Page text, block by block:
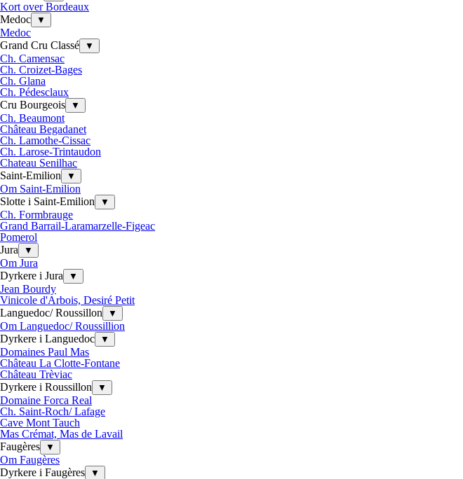
Kort over Bordeaux
Medoc
▼
Medoc
Grand Cru Classé
▼
Ch. Camensac
Ch. Croizet-Bages
Ch. Glana
Ch. Pédesclaux
Cru Bourgeois
▼
Ch. Beaumont
Château Begadanet
Ch. Lamothe-Cissac
Ch. Larose-Trintaudon
Chateau Senilhac
Saint-Emilion
▼
Om Saint-Emilion
Slotte i Saint-Emilion
▼
Ch. Formbrauge
Grand Barrail-Laramarzelle-Figeac
Pomerol
Jura
▼
Om Jura
Dyrkere i Jura
▼
Jean Bourdy
Vinicole d'Arbois, Desiré Petit
Languedoc/ Roussillon
▼
Om Languedoc/ Roussillion
Dyrkere i Languedoc
▼
Domaines Paul Mas
Château La Clotte-Fontane
Château Trèviac
Dyrkere i Roussillon
▼
Domaine Forca Real
Ch. Saint-Roch/ Lafage
Cave Mont Tauch
Mas Crémat, Mas de Lavail
Faugères
▼
Om Faugères
Dyrkere i Faugères
▼